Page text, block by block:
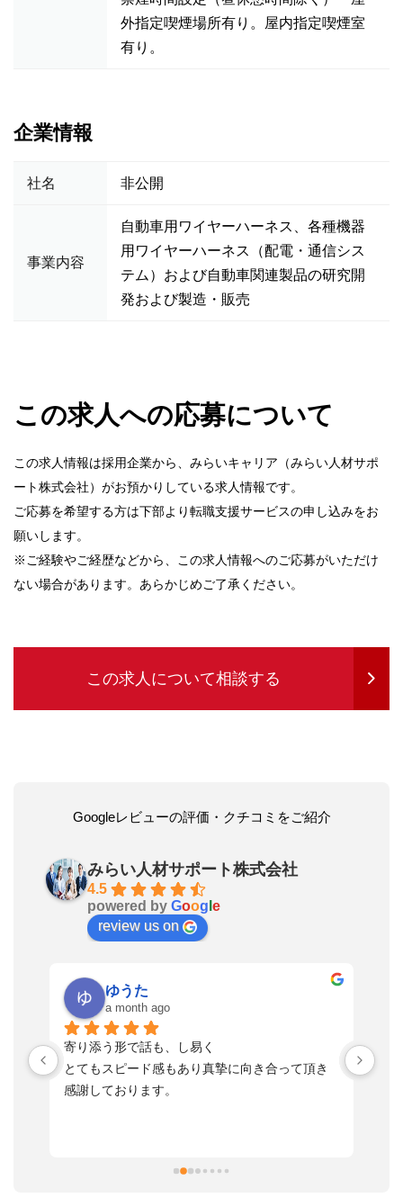
外指定喫煙場所有り。屋内指定喫煙室
有り。
企業情報
社名 非公開
事業内容
自動車用ワイヤーハーネス、各種機器
用ワイヤーハーネス（配電・通信シス
テム）および自動車関連製品の研究開
発および製造・販売
この求人への応募について
この求人情報は採用企業から、みらいキャリア（みらい人材サポ
ート株式会社）がお預かりしている求人情報です。
ご応募を希望する方は下部より転職支援サービスの申し込みをお
願いします。
※ご経験やご経歴などから、この求人情報へのご応募がいただけ
ない場合があります。あらかじめご了承ください。
この求人について相談する
Googleレビューの評価・クチコミをご紹介
みらい人材サポート株式会社
4.5
powered by Goog e
review us on
ゆうた
a month ago
寄り添う形で話も、し易く
とてもスピード感もあり真摯に向き合って頂き
感謝しております。